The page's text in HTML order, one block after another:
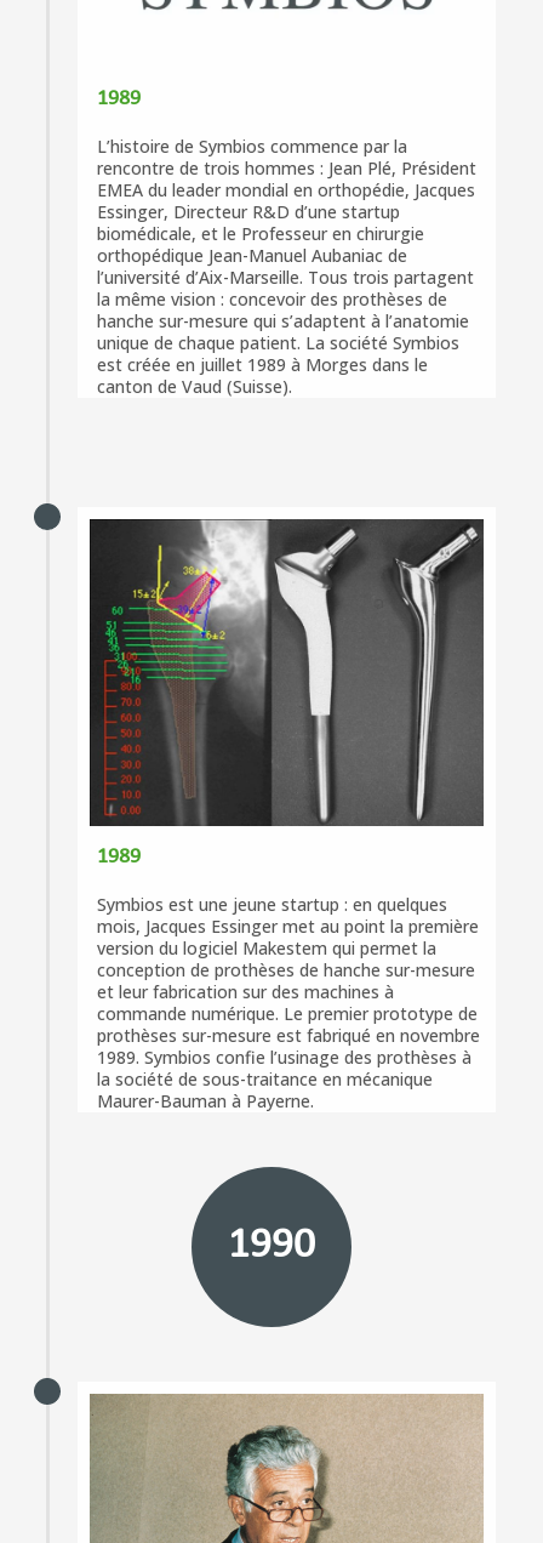
1989
L’histoire de Symbios commence par la
rencontre de trois hommes : Jean Plé, Président
EMEA du leader mondial en orthopédie, Jacques
Essinger, Directeur R&D d’une startup
biomédicale, et le Professeur en chirurgie
orthopédique Jean-Manuel Aubaniac de
l’université d’Aix-Marseille. Tous trois partagent
la même vision : concevoir des prothèses de
hanche sur-mesure qui s’adaptent à l’anatomie
unique de chaque patient. La société Symbios
est créée en juillet 1989 à Morges dans le
canton de Vaud (Suisse).
1989
Symbios est une jeune startup : en quelques
mois, Jacques Essinger met au point la première
version du logiciel Makestem qui permet la
conception de prothèses de hanche sur-mesure
et leur fabrication sur des machines à
commande numérique. Le premier prototype de
prothèses sur-mesure est fabriqué en novembre
1989. Symbios confie l’usinage des prothèses à
la société de sous-traitance en mécanique
Maurer-Bauman à Payerne.
1990